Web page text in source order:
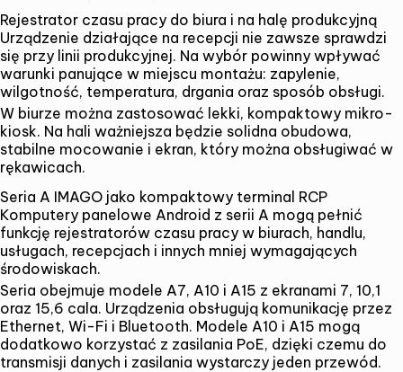
Rejestrator czasu pracy do biura i na halę produkcyjną
Urządzenie działające na recepcji nie zawsze sprawdzi
się przy linii produkcyjnej. Na wybór powinny wpływać
warunki panujące w miejscu montażu: zapylenie,
wilgotność, temperatura, drgania oraz sposób obsługi.
W biurze można zastosować lekki, kompaktowy mikro-
kiosk. Na hali ważniejsza będzie solidna obudowa,
stabilne mocowanie i ekran, który można obsługiwać w
rękawicach.
Seria A IMAGO jako kompaktowy terminal RCP
Komputery panelowe Android z serii A mogą pełnić
funkcję rejestratorów czasu pracy w biurach, handlu,
usługach, recepcjach i innych mniej wymagających
środowiskach.
Seria obejmuje modele A7, A10 i A15 z ekranami 7, 10,1
oraz 15,6 cala. Urządzenia obsługują komunikację przez
Ethernet, Wi-Fi i Bluetooth. Modele A10 i A15 mogą
dodatkowo korzystać z zasilania PoE, dzięki czemu do
transmisji danych i zasilania wystarczy jeden przewód.